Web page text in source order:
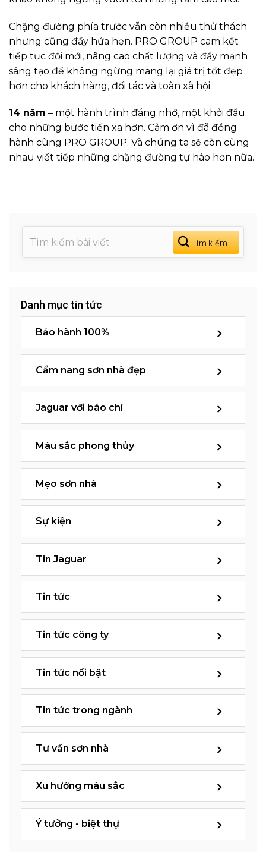
Chặng đường phía trước vẫn còn nhiều thử thách
nhưng cũng đầy hứa hẹn. PRO GROUP cam kết
tiếp tục đổi mới, nâng cao chất lượng và đẩy mạnh
sáng tạo để không ngừng mang lại giá trị tốt đẹp
hơn cho khách hàng, đối tác và toàn xã hội.
14 năm – một hành trình đáng nhớ, một khởi đầu
cho những bước tiến xa hơn. Cảm ơn vì đã đồng
hành cùng PRO GROUP. Và chúng ta sẽ còn cùng
nhau viết tiếp những chặng đường tự hào hơn nữa.
Danh mục tin tức
Bảo hành 100%
Cẩm nang sơn nhà đẹp
Jaguar với báo chí
Màu sắc phong thủy
Mẹo sơn nhà
Sự kiện
Tin Jaguar
Tin tức
Tin tức công ty
Tin tức nổi bật
Tin tức trong ngành
Tư vấn sơn nhà
Xu hướng màu sắc
Ý tưởng - biệt thự